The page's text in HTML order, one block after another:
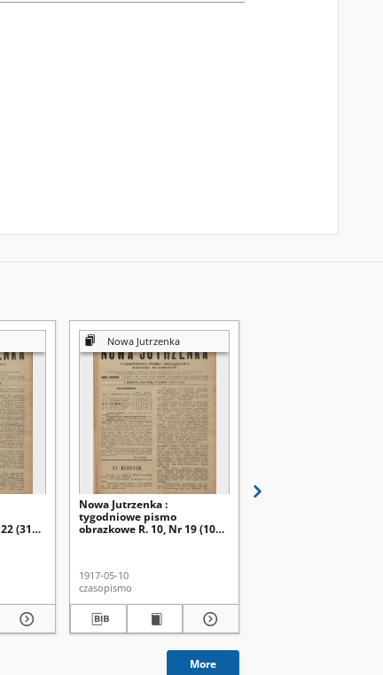
(31
Nowa Jutrzenka
Nowa Jutrzenka :
tygodniowe pismo
obrazkowe R. 10, Nr 19 (10
1917-05-10
czasopismo
More